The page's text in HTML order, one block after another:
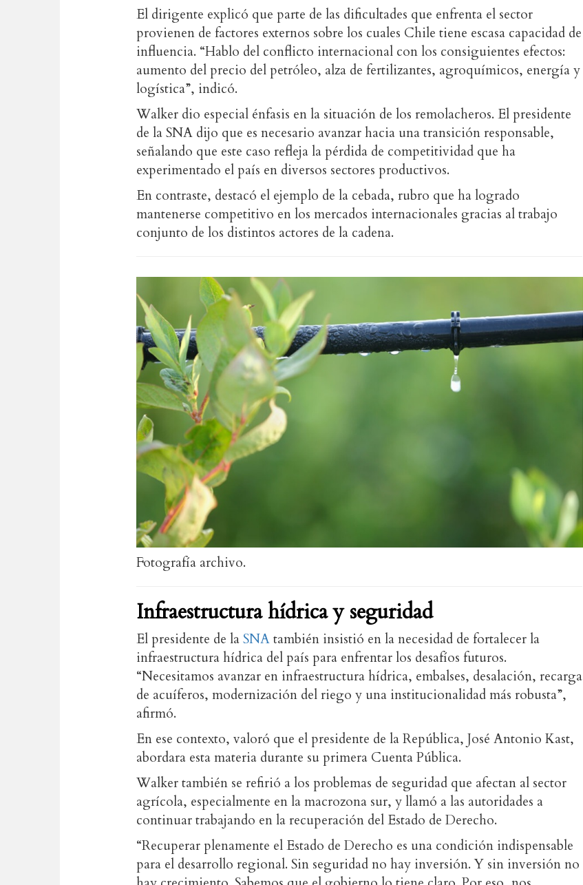
El dirigente explicó que parte de las dificultades que enfrenta el sector
provienen de factores externos sobre los cuales Chile tiene escasa capacidad de
influencia. “Hablo del conflicto internacional con los consiguientes efectos:
aumento del precio del petróleo, alza de fertilizantes, agroquímicos, energía y
logística”, indicó.
Walker dio especial énfasis en la situación de los remolacheros. El presidente
de la SNA dijo que es necesario avanzar hacia una transición responsable,
señalando que este caso refleja la pérdida de competitividad que ha
experimentado el país en diversos sectores productivos.
En contraste, destacó el ejemplo de la cebada, rubro que ha logrado
mantenerse competitivo en los mercados internacionales gracias al trabajo
conjunto de los distintos actores de la cadena.
Fotografía archivo.
Infraestructura hídrica y seguridad
El presidente de laSNAtambién insistió en la necesidad de fortalecer la
infraestructura hídrica del país para enfrentar los desafíos futuros.
“Necesitamos avanzar en infraestructura hídrica, embalses, desalación, recarga
de acuíferos, modernización del riego y una institucionalidad más robusta”,
afirmó.
En ese contexto, valoró que el presidente de la República, José Antonio Kast,
abordara esta materia durante su primera Cuenta Pública.
Walker también se refirió a los problemas de seguridad que afectan al sector
agrícola, especialmente en la macrozona sur, y llamó a las autoridades a
continuar trabajando en la recuperación del Estado de Derecho.
“Recuperar plenamente el Estado de Derecho es una condición indispensable
para el desarrollo regional. Sin seguridad no hay inversión. Y sin inversión no